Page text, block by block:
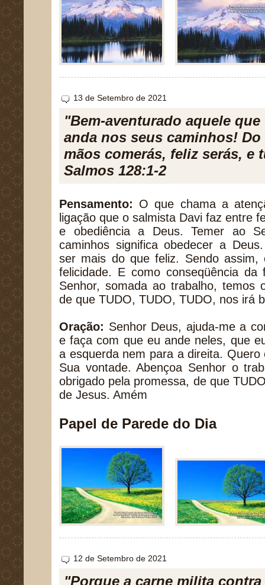
13 de Setembro de 2021
"Bem-aventurado aquele que
anda nos seus caminhos!
mãos comerás, feliz serás, e
Salmos 128:1-2
Pensamento: O que chama a
ligação que o salmista Davi faz entre
e obediência a Deus. Temer ao
caminhos significa obedecer a
ser mais do que feliz. Sendo assim,
felicidade. E como conseqüência da
Senhor, somada ao trabalho, temos
de que TUDO, TUDO, TUDO, nos irá
Oração: Senhor Deus, ajuda-me a
e faça com que eu ande neles, que
a esquerda nem para a direita.
Sua vontade. Abençoa Senhor o
obrigado pela promessa, de que
de Jesus. Amém
Papel de Parede do Dia
12 de Setembro de 2021
"Porque a carne milita